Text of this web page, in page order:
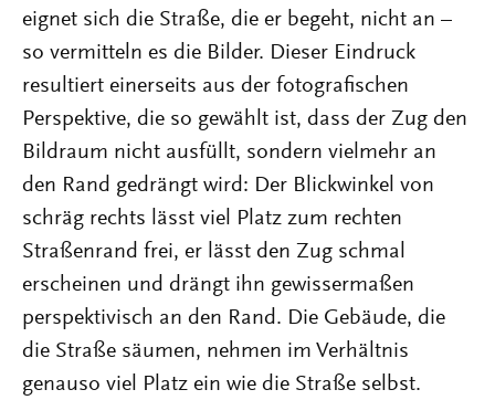
eignet sich die Straße, die er begeht, nicht an –
so vermitteln es die Bilder. Dieser Eindruck
resultiert einerseits aus der fotografischen
Perspektive, die so gewählt ist, dass der Zug den
Bildraum nicht ausfüllt, sondern vielmehr an
den Rand gedrängt wird: Der Blickwinkel von
schräg rechts lässt viel Platz zum rechten
Straßenrand frei, er lässt den Zug schmal
erscheinen und drängt ihn gewissermaßen
perspektivisch an den Rand. Die Gebäude, die
die Straße säumen, nehmen im Verhältnis
genauso viel Platz ein wie die Straße selbst.